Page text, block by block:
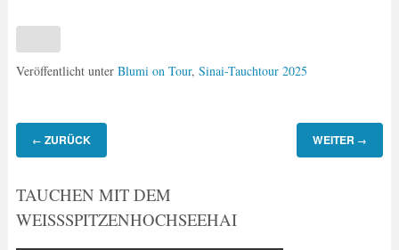
Veröffentlicht unter Blumi on Tour, Sinai-Tauchtour 2025
← ZURÜCK WEITER →
TAUCHEN MIT DEM
WEISSSPITZENHOCHSEEHAI